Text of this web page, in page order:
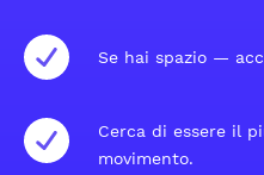
Se hai spazio —
Cerca di essere il
movimento.